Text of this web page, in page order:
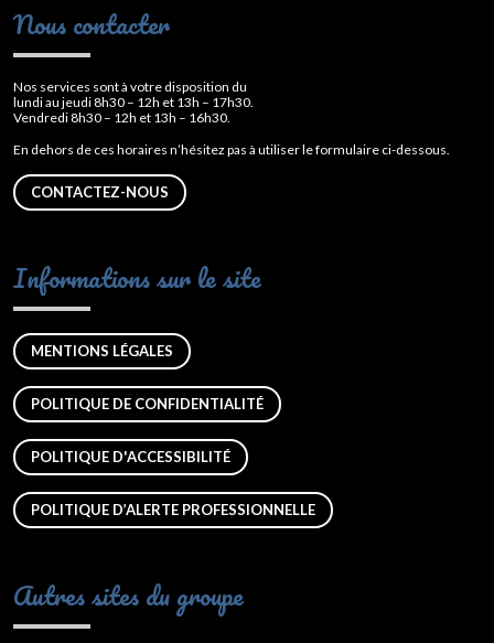
Nous contacter
Nos services sont à votre disposition du
lundi au jeudi 8h30 – 12h et 13h – 17h30.
Vendredi 8h30 – 12h et 13h – 16h30.
En dehors de ces horaires n’hésitez pas à utiliser le formulaire ci-dessous.
CONTACTEZ-NOUS
Informations sur le site
MENTIONS LÉGALES
POLITIQUE DE CONFIDENTIALITÉ
POLITIQUE D'ACCESSIBILITÉ
POLITIQUE D’ALERTE PROFESSIONNELLE
Autres sites du groupe